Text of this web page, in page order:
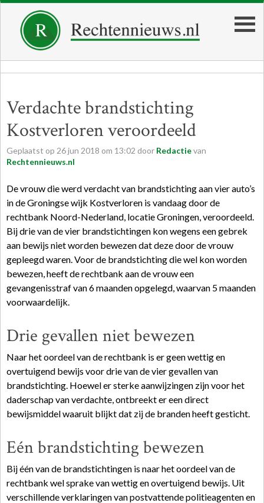
Verdachte brandstichting
Kostverloren veroordeeld
Geplaatst op 26jun 2018 om 13:02 door Redactievan
Rechtennieuws.nl
De vrouw die werd verdacht van brandstichting aan vier auto’s
in de Groningse wijk Kostverloren is vandaag door de
rechtbank Noord-Nederland, locatie Groningen, veroordeeld.
Bij drie van de vier brandstichtingen kon wegens een gebrek
aan bewijs niet worden bewezen dat deze door de vrouw
gepleegd waren. Voor de brandstichting die wel kon worden
bewezen, heeft de rechtbank aan de vrouw een
gevangenisstraf van 6 maanden opgelegd, waarvan 5 maanden
voorwaardelijk.
Drie gevallen niet bewezen
Naar het oordeel van de rechtbank is er geen wettig en
overtuigend bewijs voor drie van de vier gevallen van
brandstichting. Hoewel er sterke aanwijzingen zijn voor het
daderschap van verdachte, ontbreekt er een direct
bewijsmiddel waaruit blijkt dat zij de branden heeft gesticht.
Eén brandstichting bewezen
Bij één van de brandstichtingen is naar het oordeel van de
rechtbank wel sprake van wettig en overtuigend bewijs. Uit
verschillende verklaringen van postvattende politieagenten en